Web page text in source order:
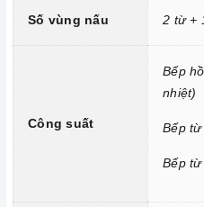
Công
Tính năng vượt trội
Chức năng Khóa trẻ em:
ngợm bấm lung tung làm
Số vùng nấu 2 từ +
Công suất
Bếp
nhiệt)
Bếp
Bếp